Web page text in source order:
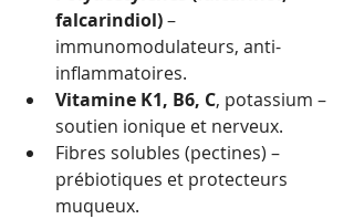
falcarindiol) –
immunomodulateurs, anti-
inflammatoires.
Vitamine K1, B6, C, potassium –
soutien ionique et nerveux.
Fibres solubles (pectines) –
prébiotiques et protecteurs
muqueux.